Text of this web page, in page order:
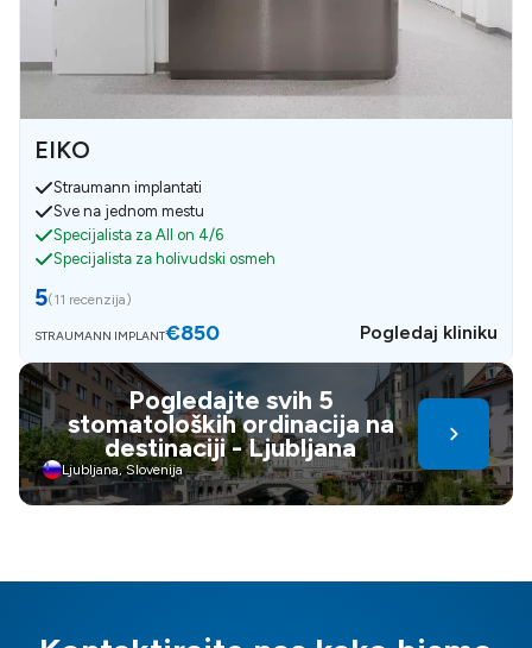
EIKO
Straumann implantati
Sve na jednom mestu
Specijalista za All on 4/6
Specijalista za holivudski osmeh
5(11 recenzija)
STRAUMANN IMPLANT€850 Pogledaj kliniku
Pogledajte svih 5
stomatoloških ordinacija na
destinaciji - Ljubljana
Ljubljana, Slovenija